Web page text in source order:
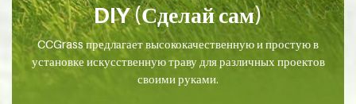
DIY (Сделай сам)
CCGrass предлагает высококачественную и простую в
установке искусственную траву для различных проектов
своими руками.